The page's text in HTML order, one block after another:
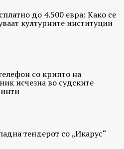
до 4.500 евра: Како се
културните институции
со крипто на
исчезна во судските
тендерот со „Икарус“